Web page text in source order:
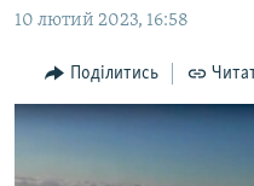
до
навігації
Перейти
ПОЛІТИКА
БЛОГИ
ПОГЛЯД
10 лютий 2023, 16:58
Поділитись